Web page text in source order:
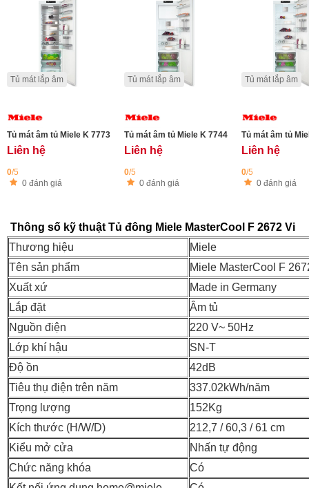
Tủ mát lắp âm
Tủ mát âm tủ Miele K 7773 D - 296L
Liên hệ
0/5
0 đánh giá
Tủ mát lắp âm
Tủ mát âm tủ Miele K 7744 E - 275L
Liên hệ
0/5
0 đánh giá
Tủ mát lắp âm
Tủ mát âm tủ
Liên hệ
0/5
0 đánh giá
Thông số kỹ thuật Tủ đông Miele MasterCool F 2672 Vi
Thương hiệu
Miele
Tên sản phẩm
Miele MasterCool F
Xuất xứ
Made in Germany
Lắp đặt
Âm tủ
Nguồn điện
220 V~ 50Hz
Lớp khí hậu
SN-T
Độ ồn
42dB
Tiêu thụ điện trên năm
337.02kWh/năm
Trọng lượng
152Kg
Kích thước (H/W/D)
212,7 / 60,3 / 61 cm
Kiểu mở cửa
Nhấn tự động
Chức năng khóa
Có